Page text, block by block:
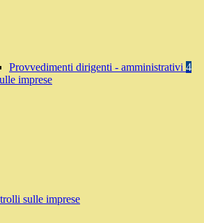
Provvedimenti dirigenti - amministrativi 4
imprese
sulle imprese